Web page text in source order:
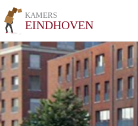
KAMERS
EINDHOVEN